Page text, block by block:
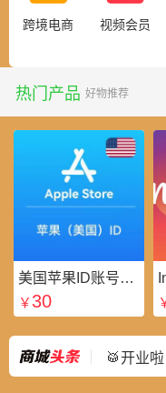
跨境电商 视频会员
热门产品 好物推荐
美国苹果ID账号_美区Apple ID账号_外国苹果ID账号购买批发平台
￥ 30
最新 ⭐
🥁开业啦